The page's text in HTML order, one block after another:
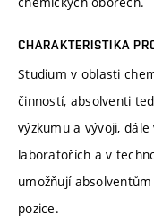
CHARAKTERISTIKA
Studium v oblasti
činností, absolventi
výzkumu a vývoji,
laboratořích a v
umožňují
pozice.